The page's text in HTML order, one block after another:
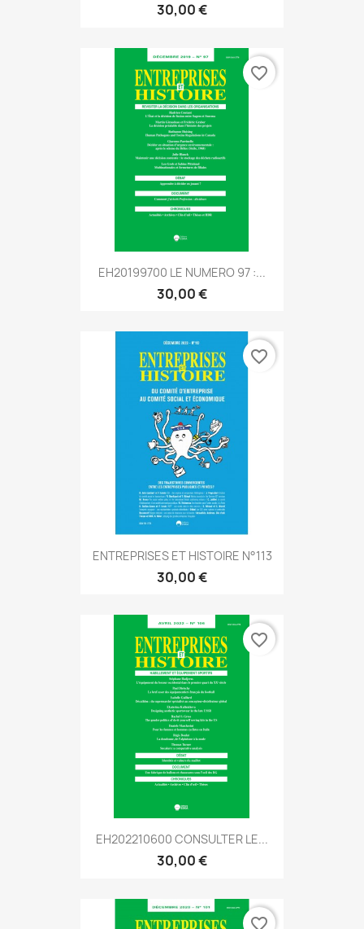
30,00 €
EH20199700 LE NUMERO 97 :...
30,00 €
favorite_border
ENTREPRISES ET HISTOIRE N°113
30,00 €
favorite_border
EH202210600 CONSULTER LE...
30,00 €
favorite_border
favorite_border